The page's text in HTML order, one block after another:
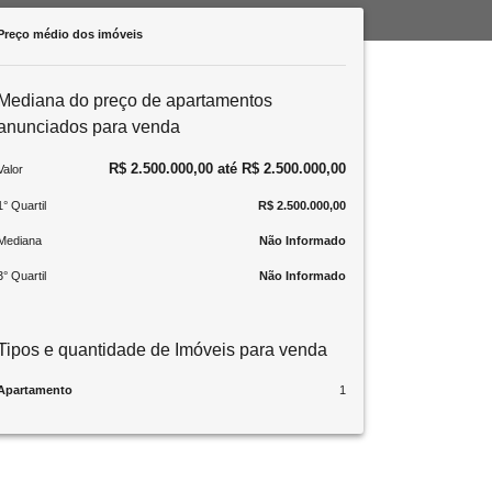
médio dos imóveis
Mediana do preço de apartamentos
para venda
R$ 2.500.000,00 até R$ 2.500.000,00
Quartil R$ 2.500.000,00
Não Informado
Quartil Não Informado
e quantidade de Imóveis para venda
1